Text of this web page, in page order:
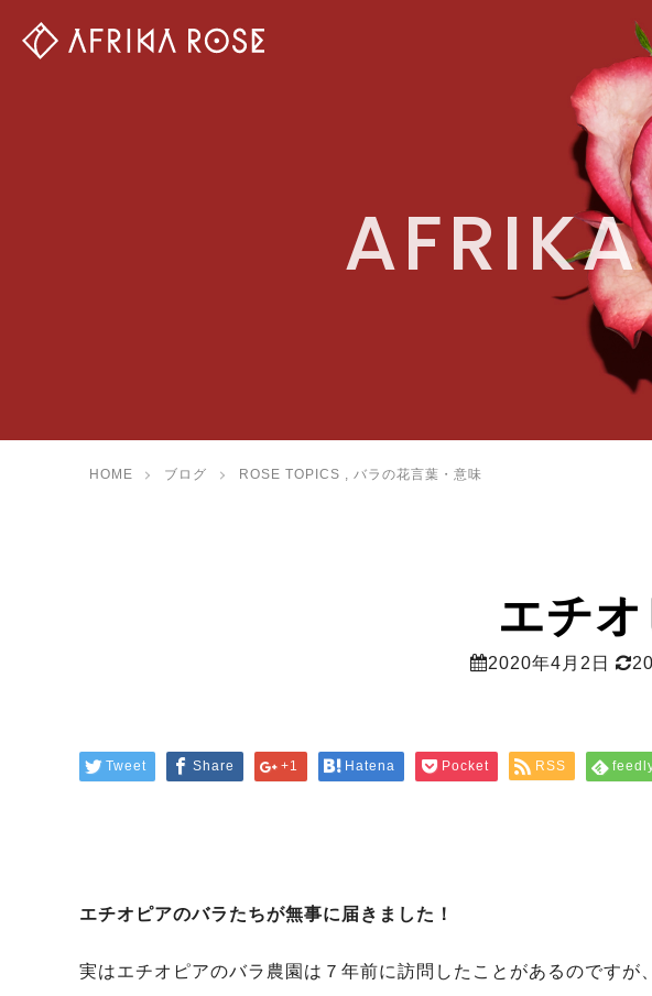
HOME ブログ ROSE TOPICS ,バラの花言葉・意味
エチ
2020年4月2日
Tweet Share +1 Hatena Pocket RSS
エチオピアのバラたちが無事に届きました！
実はエチオピアのバラ農園は７年前に訪問したことがあるのです